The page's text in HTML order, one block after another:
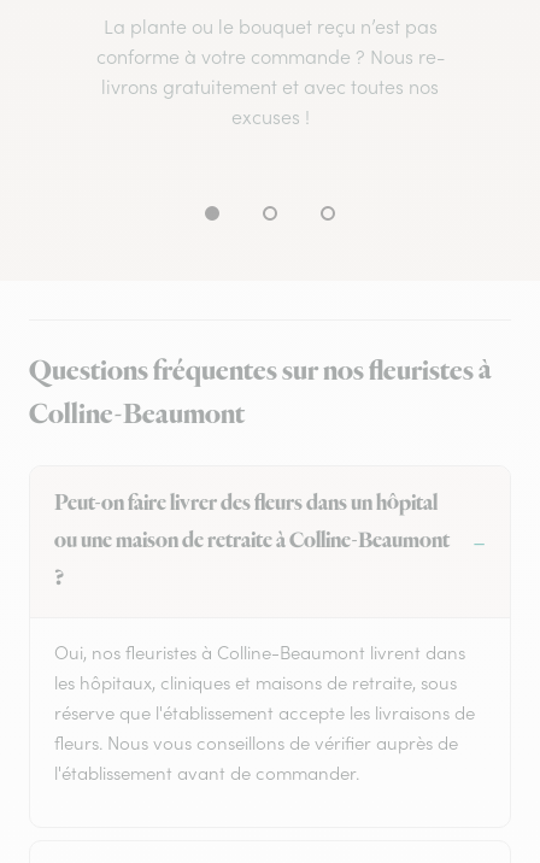
La plante ou le bouquet reçu n’est pas
conforme à votre commande ? Nous re-
livrons gratuitement et avec toutes nos
excuses !
Questions fréquentes sur nos fleuristes à
Colline-Beaumont
Peut-on faire livrer des fleurs dans un hôpital
ou une maison de retraite à Colline-Beaumont
?
Oui, nos fleuristes à Colline-Beaumont livrent dans
les hôpitaux, cliniques et maisons de retraite, sous
réserve que l'établissement accepte les livraisons de
fleurs. Nous vous conseillons de vérifier auprès de
l'établissement avant de commander.